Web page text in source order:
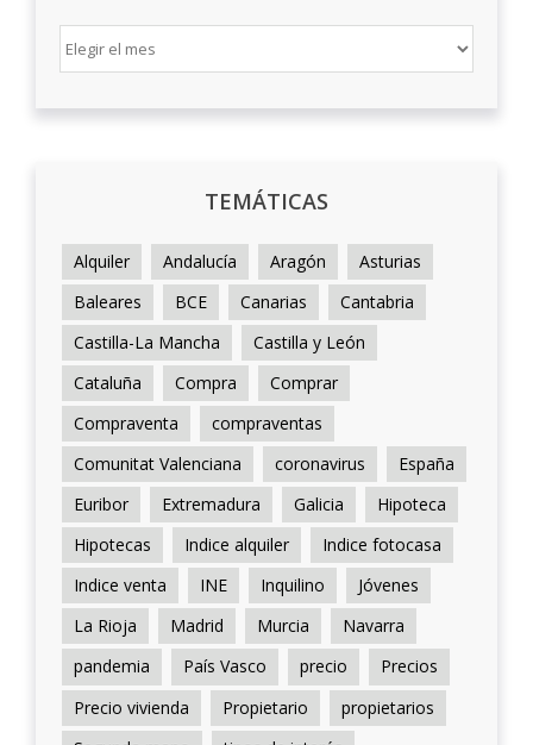
TEMÁTICAS
Alquiler Andalucía Aragón
Asturias
Baleares
BCE Canarias
Cantabria
Castilla-La Mancha
Castilla y León
Cataluña
Compra
Comprar
Compraventa
compraventas
Comunitat Valenciana
coronavirus
España
Euribor
Extremadura Galicia
Hipoteca
Hipotecas
Indice alquiler
Indice fotocasa
Indice venta
INE Inquilino
Jóvenes
La Rioja
Madrid Murcia
Navarra
pandemia
País Vasco precio
Precios
Precio vivienda
Propietario
propietarios